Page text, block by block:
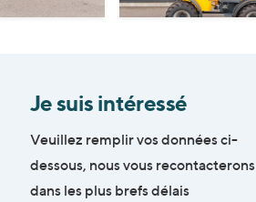
Je suis intéressé
Veuillez remplir vos données ci-
dessous, nous vous recontacterons
dans les plus brefs délais